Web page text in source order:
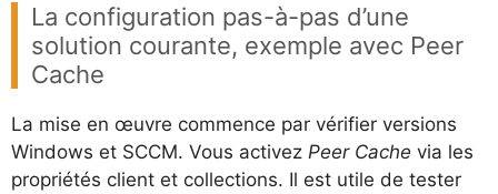
La configuration pas-à-pas d’une
solution courante, exemple avec Peer
Cache
La mise en œuvre commence par vérifier versions
Windows et SCCM. Vous activez Peer Cache via les
propriétés client et collections. Il est utile de tester